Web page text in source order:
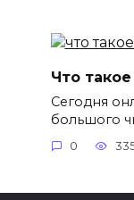
Что
Сегодня
большого
0